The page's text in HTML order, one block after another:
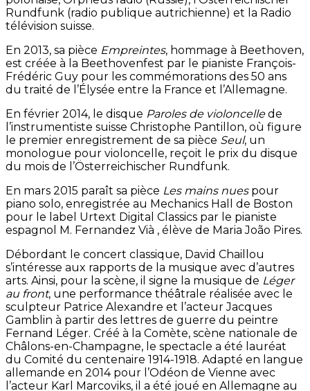
Rundfunk (radio publique autrichienne) et la Radio
télévision suisse.
En 2013, sa pièce Empreintes, hommage à Beethoven,
est créée à la Beethovenfest par le pianiste François-
Frédéric Guy pour les commémorations des 50 ans
du traité de l’Élysée entre la France et l’Allemagne.
En février 2014, le disque Paroles de violoncellede
l’instrumentiste suisse Christophe Pantillon, où figure
le premier enregistrement de sa pièce Seul, un
monologue pour violoncelle, reçoit le prix du disque
du mois de l’Österreichischer Rundfunk.
En mars 2015 paraît sa pièce Les mains nuespour
piano solo, enregistrée au Mechanics Hall de Boston
pour le label Urtext Digital Classics par le pianiste
espagnol M. Fernandez Vià , élève de Maria João Pires.
Débordant le concert classique, David Chaillou
s’intéresse aux rapports de la musique avec d’autres
arts. Ainsi, pour la scène, il signe la musique de Léger
au front, une performance théâtrale réalisée avec le
sculpteur Patrice Alexandre et l’acteur Jacques
Gamblin à partir des lettres de guerre du peintre
Fernand Léger. Créé à la Comète, scène nationale de
Châlons-en-Champagne, le spectacle a été lauréat
du Comité du centenaire 1914-1918. Adapté en langue
allemande en 2014 pour l’Odéon de Vienne avec
l’acteur Karl Marcoviks, il a été joué en Allemagne au